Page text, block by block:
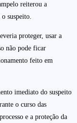
reiterou a
suspeito.
proteger, usar a
não pode ficar
feito em
imediato do suspeito
o curso das
e a proteção da